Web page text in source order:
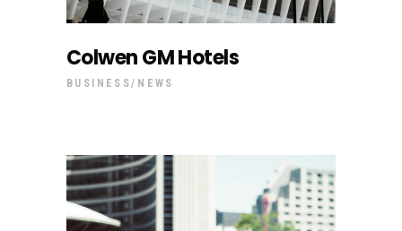
Colwen GM Hotels
BUSINESS NEWS